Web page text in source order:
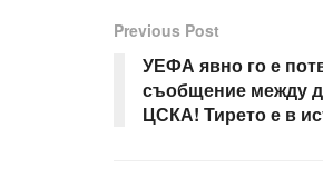
Previous Post
УЕФА явно го е
съобщение между
ЦСКА! Тирето е в